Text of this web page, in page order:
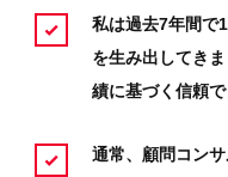
私は過去7年間で
を生み出してき
績に基づく信頼で
通常、顧問コン